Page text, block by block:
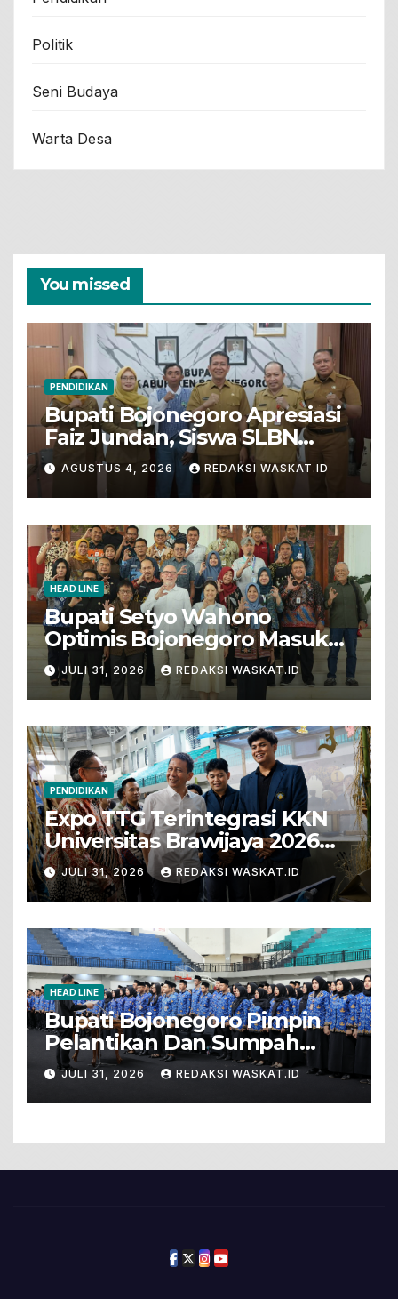
Politik
Seni Budaya
Warta Desa
You missed
PENDIDIKAN
Bupati Bojonegoro Apresiasi
Faiz Jundan, Siswa SLBN
Gunungsari Baureno Masuk
LKS Diksus Tingkat Nasional
AGUSTUS 4, 2026 REDAKSI WASKAT.ID
HEAD LINE
Bupati Setyo Wahono
Optimis Bojonegoro Masuk
Unesco Global Geopark
JULI 31, 2026 REDAKSI WASKAT.ID
PENDIDIKAN
Expo TTG Terintegrasi KKN
Universitas Brawijaya 2026
Hadirkan Inovasi Peternakan
Untuk Bojonegoro
JULI 31, 2026 REDAKSI WASKAT.ID
HEAD LINE
Bupati Bojonegoro Pimpin
Pelantikan Dan Sumpah
Jabatan 571 PNS Baru. Ini
Pesannya!
JULI 31, 2026 REDAKSI WASKAT.ID